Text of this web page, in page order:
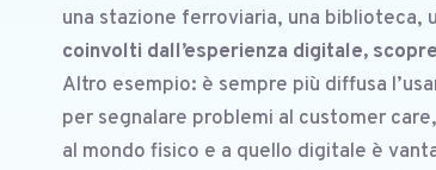
una stazione ferroviaria, una biblioteca,
coinvolti dall’esperienza digitale,
Altro esempio: è sempre più diffusa
per segnalare problemi al customer
al mondo fisico e a quello digitale è